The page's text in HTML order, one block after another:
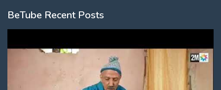
BeTube Recent Posts